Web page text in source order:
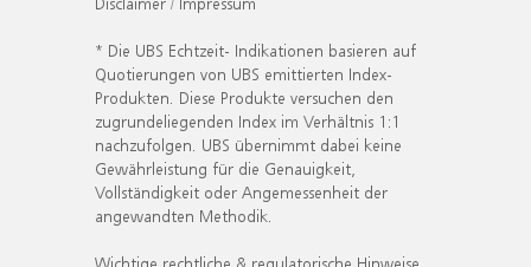
* Die UBS Echtzeit- Indikationen basieren auf
Quotierungen von UBS emittierten Index-
Produkten. Diese Produkte versuchen den
zugrundeliegenden Index im Verhältnis 1:1
nachzufolgen. UBS übernimmt dabei keine
Gewährleistung für die Genauigkeit,
Vollständigkeit oder Angemessenheit der
angewandten Methodik.